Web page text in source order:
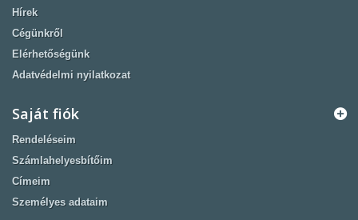
Hírek
Cégünkről
Elérhetőségünk
Adatvédelmi nyilatkozat
Saját fiók
Rendeléseim
Számlahelyesbítőim
Címeim
Személyes adataim